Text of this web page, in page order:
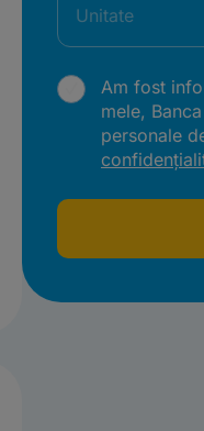
Unitate
Am fost
mele,
personale